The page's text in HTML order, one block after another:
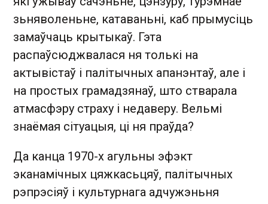
зьняволеньне, катаваньні, каб прымусіць
замаўчаць крытыкаў. Гэта
распаўсюджвалася ня толькі на
актывістаў і палітычных апанэнтаў, але і
на простых грамадзянаў, што стварала
атмасфэру страху і недаверу. Вельмі
знаёмая сітуацыя, ці ня праўда?
Да канца 1970-х агульны эфэкт
эканамічных цяжкасьцяў, палітычных
рэпрэсіяў і культурнага адчужэньня